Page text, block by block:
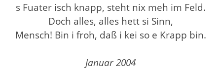
s Fuater isch knapp, steht nix meh im Feld.
Doch alles, alles hett si Sinn,
Mensch! Bin i froh, daß i kei so e Krapp bin.
Januar 2004